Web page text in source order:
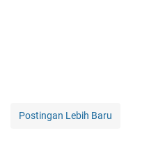
Postingan Lebih Baru